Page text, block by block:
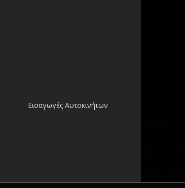
Εισαγωγές Αυτοκινήτων